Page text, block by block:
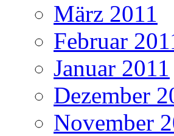
März 2011
Februar
Januar 2011
Dezember
November